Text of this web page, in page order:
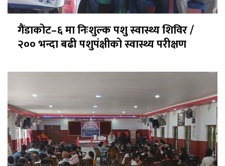
गैंडाकोट–६ मा निःशुल्क पशु स्वास्थ्य शिविर /
२०० भन्दा बढी पशुपंक्षीको स्वास्थ्य परीक्षण